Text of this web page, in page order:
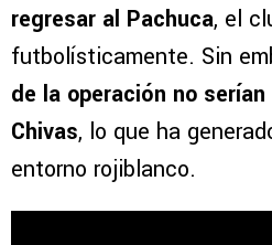
regresar al Pachuca, el
futbolísticamente. Sin
de la operación no
Chivas, lo que ha
entorno rojiblanco.